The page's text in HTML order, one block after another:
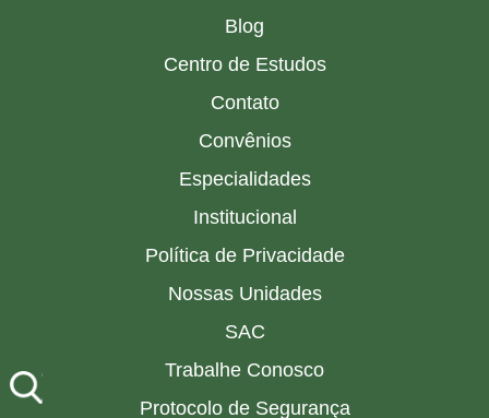
Blog
Centro de Estudos
Contato
Convênios
Especialidades
Institucional
Política de Privacidade
Nossas Unidades
SAC
Trabalhe Conosco
Protocolo de Segurança